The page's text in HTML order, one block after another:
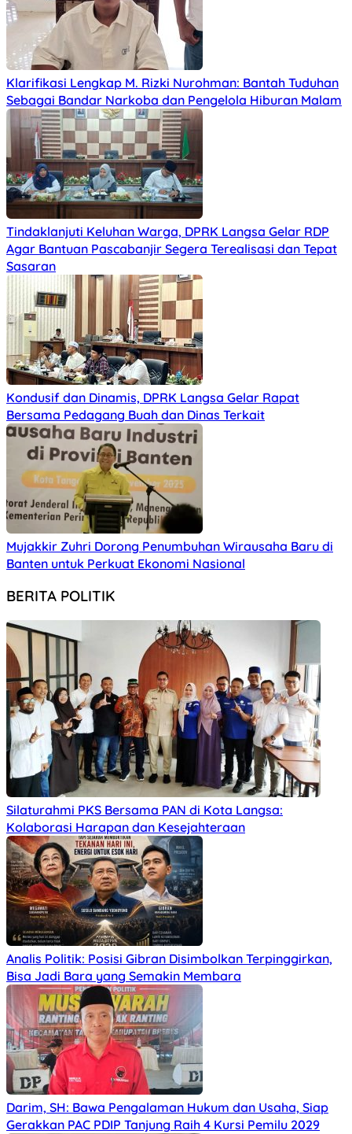
Klarifikasi Lengkap M. Rizki Nurohman: Bantah Tuduhan
Sebagai Bandar Narkoba dan Pengelola Hiburan Malam
Tindaklanjuti Keluhan Warga, DPRK Langsa Gelar RDP
Agar Bantuan Pascabanjir Segera Terealisasi dan Tepat
Sasaran
Kondusif dan Dinamis, DPRK Langsa Gelar Rapat
Bersama Pedagang Buah dan Dinas Terkait
Mujakkir Zuhri Dorong Penumbuhan Wirausaha Baru di
Banten untuk Perkuat Ekonomi Nasional
BERITA POLITIK
Silaturahmi PKS Bersama PAN di Kota Langsa:
Kolaborasi Harapan dan Kesejahteraan
Analis Politik: Posisi Gibran Disimbolkan Terpinggirkan,
Bisa Jadi Bara yang Semakin Membara
Darim, SH: Bawa Pengalaman Hukum dan Usaha, Siap
Gerakkan PAC PDIP Tanjung Raih 4 Kursi Pemilu 2029